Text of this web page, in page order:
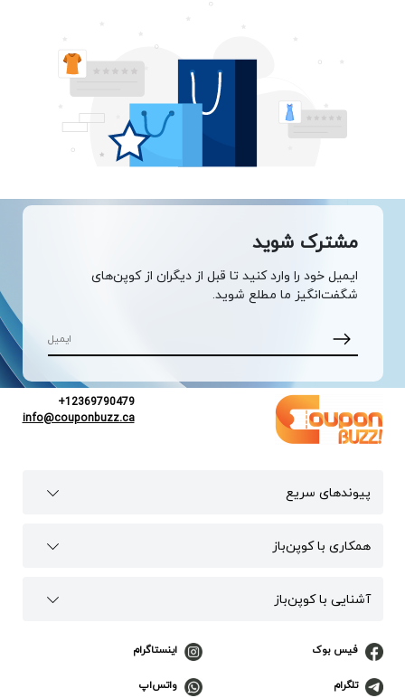
مشترک شوید
ایمیل خود را وارد کنید تا قبل از دیگران از کوپن‌های
شگفت‌انگیز ما مطلع شوید.
+12369790479
info@couponbuzz.ca
پیوند‌های سریع
همکاری با کوپن‌باز
آشنایی با کوپن‌باز
فیس بوک اینستاگرام
تلگرام واتس‌اپ